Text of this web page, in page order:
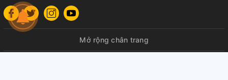
Mở rộng chân trang